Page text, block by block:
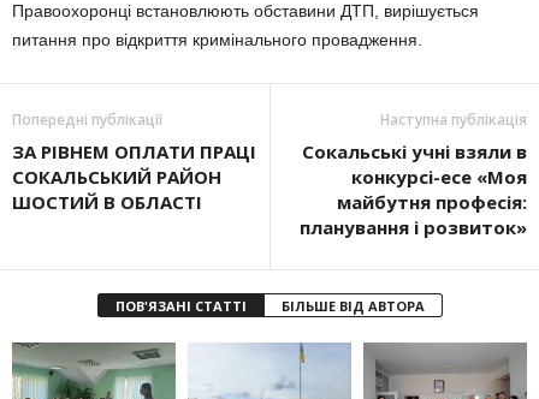
Правоохоронці встановлюють обставини ДТП, вирішується
питання про відкриття кримінального провадження.
Попередні публікації
ЗА РІВНЕМ ОПЛАТИ ПРАЦІ
СОКАЛЬСЬКИЙ РАЙОН
ШОСТИЙ В ОБЛАСТІ
Наступна публікація
Сокальські учні взяли в
конкурсі-есе «Моя
майбутня професія:
планування і розвиток»
ПОВ'ЯЗАНІ СТАТТІ БІЛЬШЕ ВІД АВТОРА